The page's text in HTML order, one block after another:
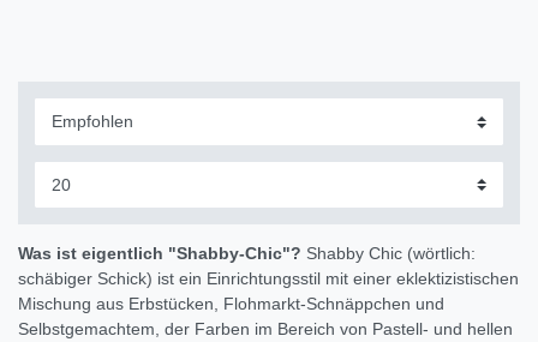
Was ist eigentlich "Shabby-Chic"? Shabby Chic (wörtlich:
schäbiger Schick) ist ein Einrichtungsstil mit einer eklektizistischen
Mischung aus Erbstücken, Flohmarkt-Schnäppchen und
Selbstgemachtem, der Farben im Bereich von Pastell- und hellen